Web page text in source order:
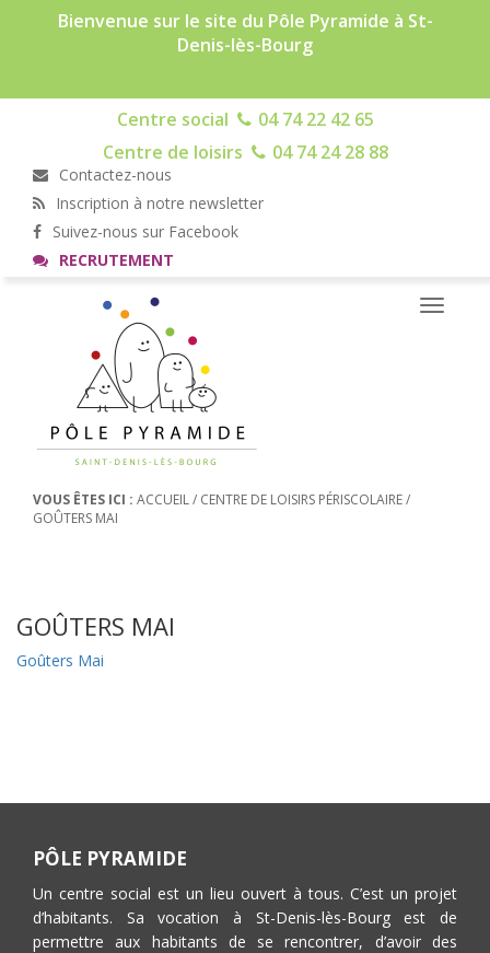
Bienvenue sur le site du Pôle Pyramide à St-
Denis-lès-Bourg
Centre social
04 74 22 42 65
Centre de loisirs
04 74 24 28 88
Contactez-nous
Inscription à notre newsletter
Suivez-nous sur Facebook
RECRUTEMENT
Toggle
VOUS ÊTES ICI : ACCUEIL/ CENTRE DE LOISIRS PÉRISCOLAIRE/
GOÛTERS MAI
GOÛTERS MAI
Goûters Mai
PÔLE PYRAMIDE
Un centre social est un lieu ouvert à tous. C’est un projet
d’habitants. Sa vocation à St-Denis-lès-Bourg est de
permettre aux habitants de se rencontrer, d’avoir des